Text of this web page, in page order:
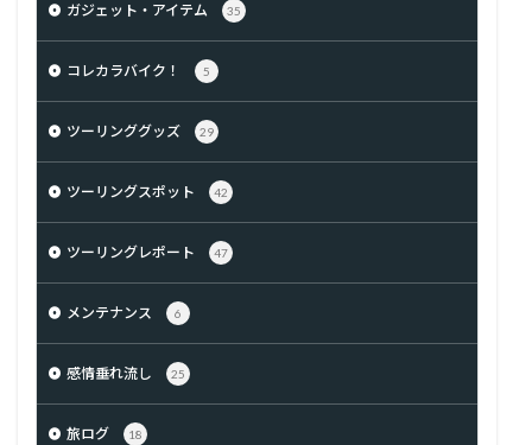
ガジェット・アイテム 35
コレカラバイク！ 5
ツーリンググッズ 29
ツーリングスポット 42
ツーリングレポート 47
メンテナンス 6
感情垂れ流し 25
旅ログ 18